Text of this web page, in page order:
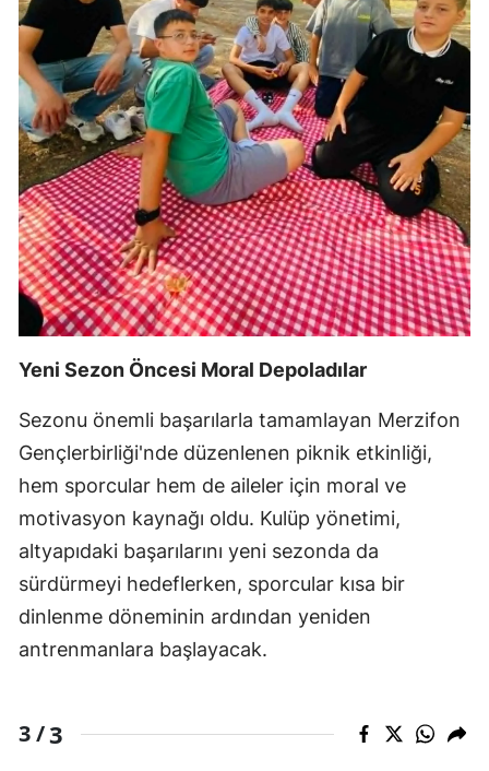
Yeni Sezon Öncesi Moral Depoladılar
Sezonu önemli başarılarla tamamlayan Merzifon
Gençlerbirliği'nde düzenlenen piknik etkinliği,
hem sporcular hem de aileler için moral ve
motivasyon kaynağı oldu. Kulüp yönetimi,
altyapıdaki başarılarını yeni sezonda da
sürdürmeyi hedeflerken, sporcular kısa bir
dinlenme döneminin ardından yeniden
antrenmanlara başlayacak.
3 /3